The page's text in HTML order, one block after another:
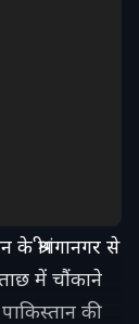
श्रीगंगानगर से
में चौंकाने
की